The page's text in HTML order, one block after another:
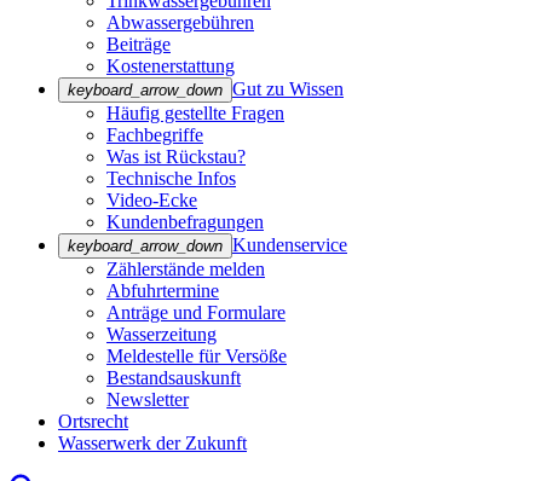
Abwassergebühren
Beiträge
Kostenerstattung
keyboard_arrow_down Gut zu Wissen
Häufig gestellte Fragen
Fachbegriffe
Was ist Rückstau?
Technische Infos
Video-Ecke
Kundenbefragungen
keyboard_arrow_down Kundenservice
Zählerstände melden
Abfuhrtermine
Anträge und Formulare
Wasserzeitung
Meldestelle für Versöße
Bestandsauskunft
Newsletter
Ortsrecht
Wasserwerk der Zukunft